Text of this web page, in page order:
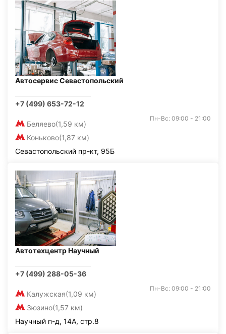
Автосервис Севастопольский
+7 (499) 653-72-12
Беляево(1,59 км)
Коньково(1,87 км)
Пн-Вс: 09:00 - 21:00
Севастопольский пр-кт, 95Б
Автотехцентр Научный
+7 (499) 288-05-36
Калужская(1,09 км)
Зюзино(1,57 км)
Пн-Вс: 09:00 - 21:00
Научный п-д, 14А, стр.8